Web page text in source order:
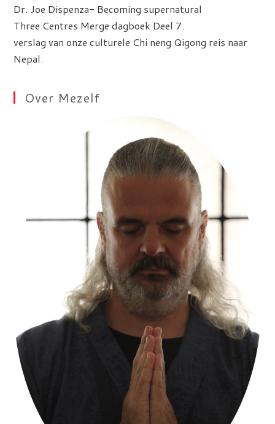
Dr. Joe Dispenza- Becoming supernatural
Three Centres Merge dagboek Deel 7.
verslag van onze culturele Chi neng Qigong reis naar
Nepal.
Over Mezelf